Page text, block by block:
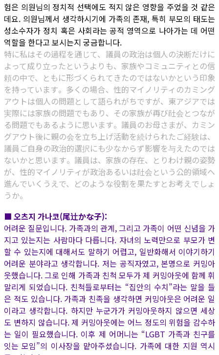
험은 의원님의 정치적 선택에도 적지 않은 영향을 주었을 것 같은
데요. 의원님께서 생각하시기에 가족의 존재, 특히 부모의 태도는
성소수자가 정치 혹은 사회라는 공적 영역으로 나아가는 데 어떤
역할을 한다고 보시는지 궁금합니다.
特に私はその過程を通じて、議員の政治は個人の決断だけに
よって成り立ったというよりも、家族やコミュニティとの信
頼の中で、ともに形づくられてきたのではないかという印象
を持っています。多くの場合、性的マイノリティのカミング
アウトは個人の問題として語られがちですが、東アジアでは
実際には家族の問題でもあり、その家族が再び社会とつなが
る問題でもあるように思います。議員のお母さまが、カミン
グアウト後に親の会を立ち上げ活動を続けられたご経験は、
議員ご自身の政治的選択にも少なからず影響を与えたのでは
ないかと思います。議員は、家族の存在、とりわけ親の姿勢
が、性的マイノリティが政治あるいは社会という公的領域へ
進んでいくうえで、どのような役割を果たすとお考えでしょ
うか。
■ 오츠지 가나코(尾辻かな子):
어려운 질문입니다. 가족과의 관계, 그리고 가족이 어떤 신념을 가
지고 있는지는 사람마다 다릅니다. 자녀의 노력만으로 부모가 변
할 수 있는지에 대해서도 말하기 어렵고, 일반화해서 이야기하기
어려운 분야라고 생각합니다. 저는 공직자였고, 본명으로 커밍아
웃했습니다. 그로 인해 가족과 친척 모두가 제 커밍아웃에 함께 휘
말리게 되었습니다. 친척들로부터는 “집안의 수치”라는 말을 들
은 적도 있습니다. 가족과 친족을 생각하면 커밍아웃은 어려운 일
이라고 생각합니다. 하지만 누군가가 커밍아웃하지 않으면 세상
도 변하지 않습니다. 제 커밍아웃에는 어느 정도의 위험을 감수하
는 일이 필요했습니다. 이후 제 어머니는 “LGBT 가족과 친구를
잇는 모임”의 이사장을 맡아주셨습니다. 가족에 대한 지원 역시